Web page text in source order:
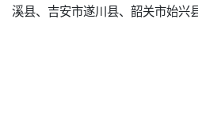
溪县、吉安市遂川县、韶关市始兴